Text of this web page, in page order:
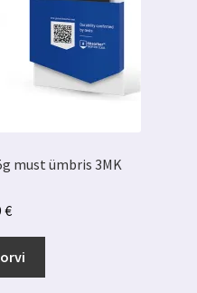
must ümbris 3MK
€